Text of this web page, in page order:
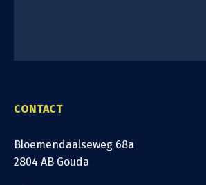
CONTACT
Bloemendaalseweg 68a
2804 AB Gouda